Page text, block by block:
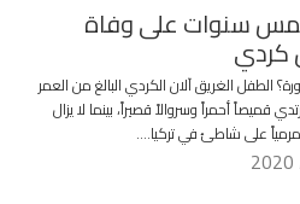
سنوات على وفاة
كردي
الطفل الغريق آلان الكردي البالغ من العمر
قميصاً أحمراً وسروالاً قصيراً، بينما لا يزال
على شاطئ في تركيا….